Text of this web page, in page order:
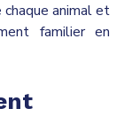
animal et
familier en